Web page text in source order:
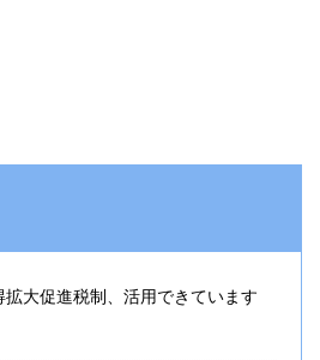
拡大促進税制、活用できています